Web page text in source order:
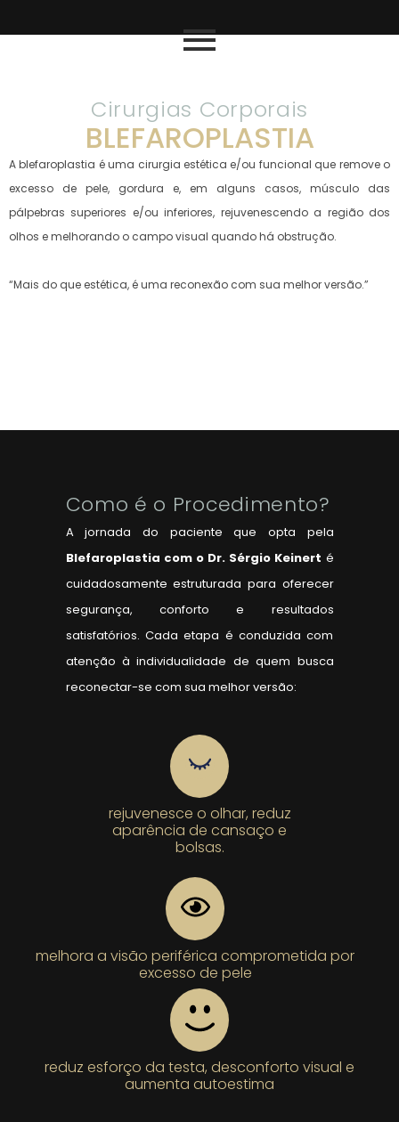
Cirurgias Corporais
BLEFAROPLASTIA
A blefaroplastia é uma cirurgia estética e/ou funcional que remove o
excesso de pele, gordura e, em alguns casos, músculo das
pálpebras superiores e/ou inferiores, rejuvenescendo a região dos
olhos e melhorando o campo visual quando há obstrução.
“Mais do que estética, é uma reconexão com sua melhor versão.”
Como é o Procedimento?
A jornada do paciente que opta pela
Blefaroplastia com o Dr. Sérgio Keinert é
cuidadosamente estruturada para oferecer
segurança, conforto e resultados
satisfatórios. Cada etapa é conduzida com
atenção à individualidade de quem busca
reconectar-se com sua melhor versão:
rejuvenesce o olhar, reduz
aparência de cansaço e
bolsas.
melhora a visão periférica comprometida por
excesso de pele
reduz esforço da testa, desconforto visual e
aumenta autoestima